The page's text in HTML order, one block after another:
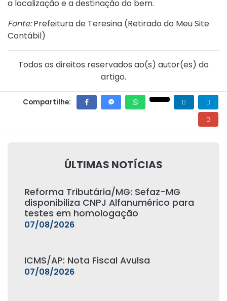
a localização e a destinação do bem.
Fonte:Prefeitura de Teresina (Retirado do Meu Site
Contábil)
Todos os direitos reservados ao(s) autor(es) do
artigo.
Compartilhe:
ÚLTIMAS NOTÍCIAS
Reforma Tributária/MG: Sefaz-MG
disponibiliza CNPJ Alfanumérico para
testes em homologação
07/08/2026
ICMS/AP: Nota Fiscal Avulsa
07/08/2026